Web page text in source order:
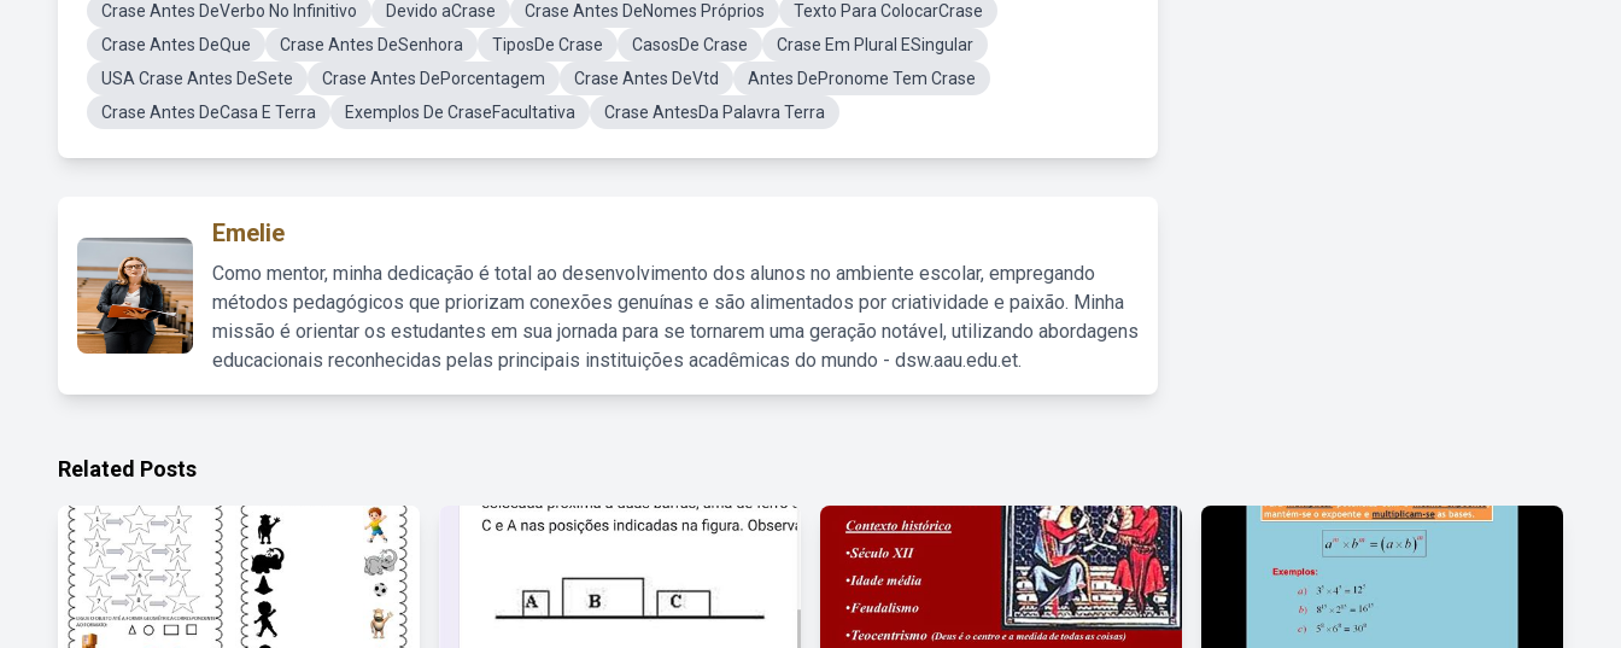
Crase Antes DeVerbo No Infinitivo
Devido aCrase Crase Antes DeNomes Próprios
Texto Para ColocarCrase
Crase Antes DeQue
Crase Antes DeSenhora TiposDe Crase CasosDe Crase
Crase Em Plural ESingular
USA Crase Antes DeSete
Crase Antes DePorcentagem Crase Antes DeVtd
Antes DePronome Tem Crase
Crase Antes DeCasa E Terra
Exemplos De CraseFacultativa Crase AntesDa Palavra Terra
Emelie
Como mentor, minha dedicação é total ao desenvolvimento dos alunos no ambiente escolar, empregando
métodos pedagógicos que priorizam conexões genuínas e são alimentados por criatividade e paixão. Minha
missão é orientar os estudantes em sua jornada para se tornarem uma geração notável, utilizando abordagens
educacionais reconhecidas pelas principais instituições acadêmicas do mundo - dsw.aau.edu.et.
Related Posts